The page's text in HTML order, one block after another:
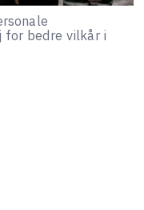
for bedre vilkår i